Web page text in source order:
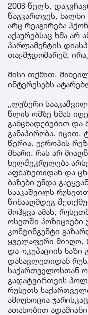
2008 წელს,
წაგვართვეს,
არც რეაგირება
აქაურებსაც ხმა არ
პარლამენტის
თავმჯდომარემ,
მისი თქმით,
ინტერესებს
„ლუზერი
წლის ომზე ხმას
განცხადებებით და
განაპირობა. იცით,
წერია. ევროპის
მხარი. რას არ
ხელშეკრულება
აფხაზეთიდან და
ბაზები უნდა
სააკაშვილს
წინააღმდეგ
მოჰყვა ამას,
ოსეთში პოზიციები
კონტინგენტი
ყველაფერი
და ოკუპაციის ხაზი
დასავლეთიდან
საქართველოსთან
გადატვირთვის
რუსეთს
ამოუხოცია
ათასობით